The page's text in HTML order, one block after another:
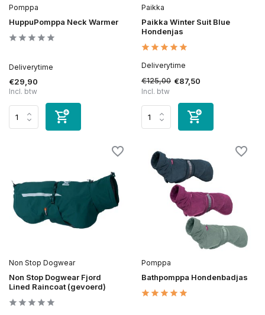
Pomppa
HuppuPomppa Neck Warmer
Deliverytime
€29,90
Incl. btw
Paikka
Paikka Winter Suit Blue
Hondenjas
Deliverytime
€125,00 €87,50
Incl. btw
Non Stop Dogwear
Non Stop Dogwear Fjord
Lined Raincoat (gevoerd)
Pomppa
Bathpomppa Hondenbadjas